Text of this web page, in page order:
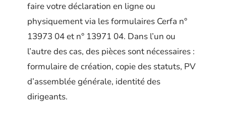
faire votre déclaration en ligne ou
physiquement via les formulaires Cerfa n°
13973 04 et n° 13971 04. Dans l’un ou
l’autre des cas, des pièces sont nécessaires :
formulaire de création, copie des statuts, PV
d’assemblée générale, identité des
dirigeants.